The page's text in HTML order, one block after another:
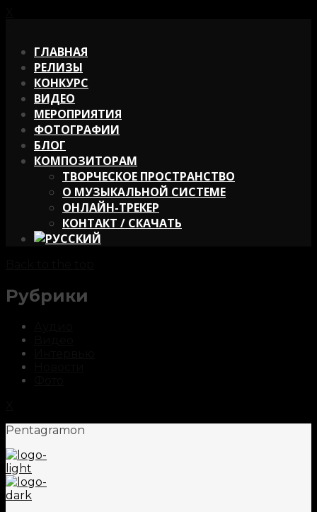
ГЛАВНАЯ
РЕЛИЗЫ
КОНКУРС
ВИДЕО
МЕРОПРИЯТИЯ
ФОТОГРАФИИ
БЛОГ
КОМПОЗИТОРАМ
ТВОРЧЕСКОЕ ПРОСТРАНСТВО
О МУЗЫКАЛЬНОЙ СИСТЕМЕ
ОНЛАЙН-ТРЕКЕР
КОНТАКТ / СКАЧАТЬ
Рубрики
Pentagramon